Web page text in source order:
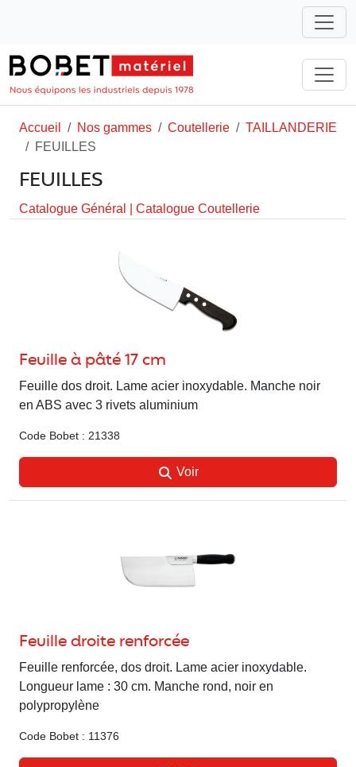
Accueil Nos gammes Coutellerie
TAILLANDERIE
FEUILLES
FEUILLES
Catalogue Général Catalogue Coutellerie
Feuille à pâté 17 cm
Feuille dos droit. Lame acier inoxydable. Manche noir
en ABS avec 3 rivets aluminium
Code Bobet : 21338
Voir
Feuille droite renforcée
Feuille renforcée, dos droit. Lame acier inoxydable.
Longueur lame : 30 cm. Manche rond, noir en
polypropylène
Code Bobet : 11376